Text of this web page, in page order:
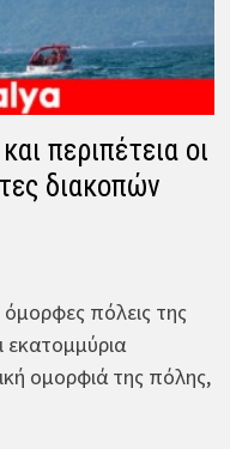
περιπέτεια οι
διακοπών
όμορφες πόλεις της
εκατομμύρια
ομορφιά της πόλης,